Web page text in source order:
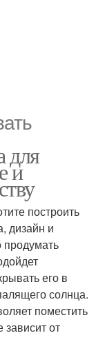
для
и
построить
дизайн и
продумать
его в
солнца.
поместить
зависит от